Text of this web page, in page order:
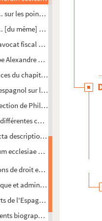
sur les points qui ont besoin
[du même] sur certains
fiscal Bonvalot, au sujet
Alexandre VII prononçant la
du chapitre métropolitain
sur les appels comme
de Philippe de La Baume
contenues en ce
descriptio
ecclesiae metropolitanae
de droit ecclésiastique :
et administration du diocèse
de l'Espagne avec le Saint-
biographiques sur les Chiflet